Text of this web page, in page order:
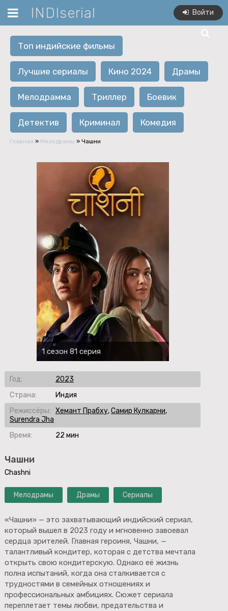
INDIserial Войти
Топ индийские фильмы
Лучшие сериалы Кино 2024 Драмы
Мелодрамма Триллер Боевик
Детектив Криминал Комедия
Главная » Мелодрамы » Чашни
Чашни
Chashni
Мелодрамы Драмы Сериалы
«Чашни» — это захватывающий индийский сериал,
который вышел в 2023 году и мгновенно завоевал
сердца зрителей. Главная героиня, Чашни, —
талантливый кондитер, которая с детства мечтала
открыть свою кондитерскую. Однако её жизнь
полна испытаний, когда она сталкивается с
трудностями в семейных отношениях и
профессиональных амбициях. Сюжет сериала
переплетает темы любви, предательства и
1 сезон 81 серия
Год:
2023
Страна:
Индия
Режиссёры: Хемант Прабху,Самир Кулкарни,
Surendra Jha
Время:
22 мин